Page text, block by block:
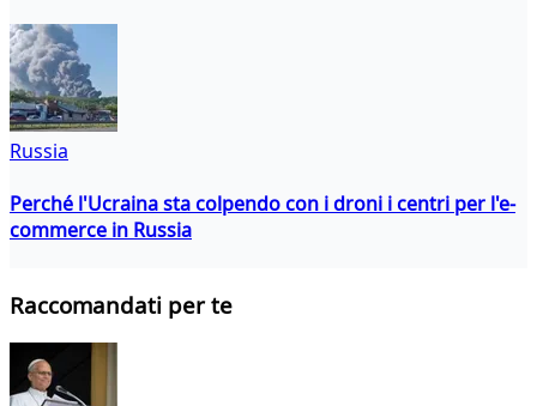
Russia
Perché l'Ucraina sta colpendo con i droni i centri per l'e-
commerce in Russia
Raccomandati per te